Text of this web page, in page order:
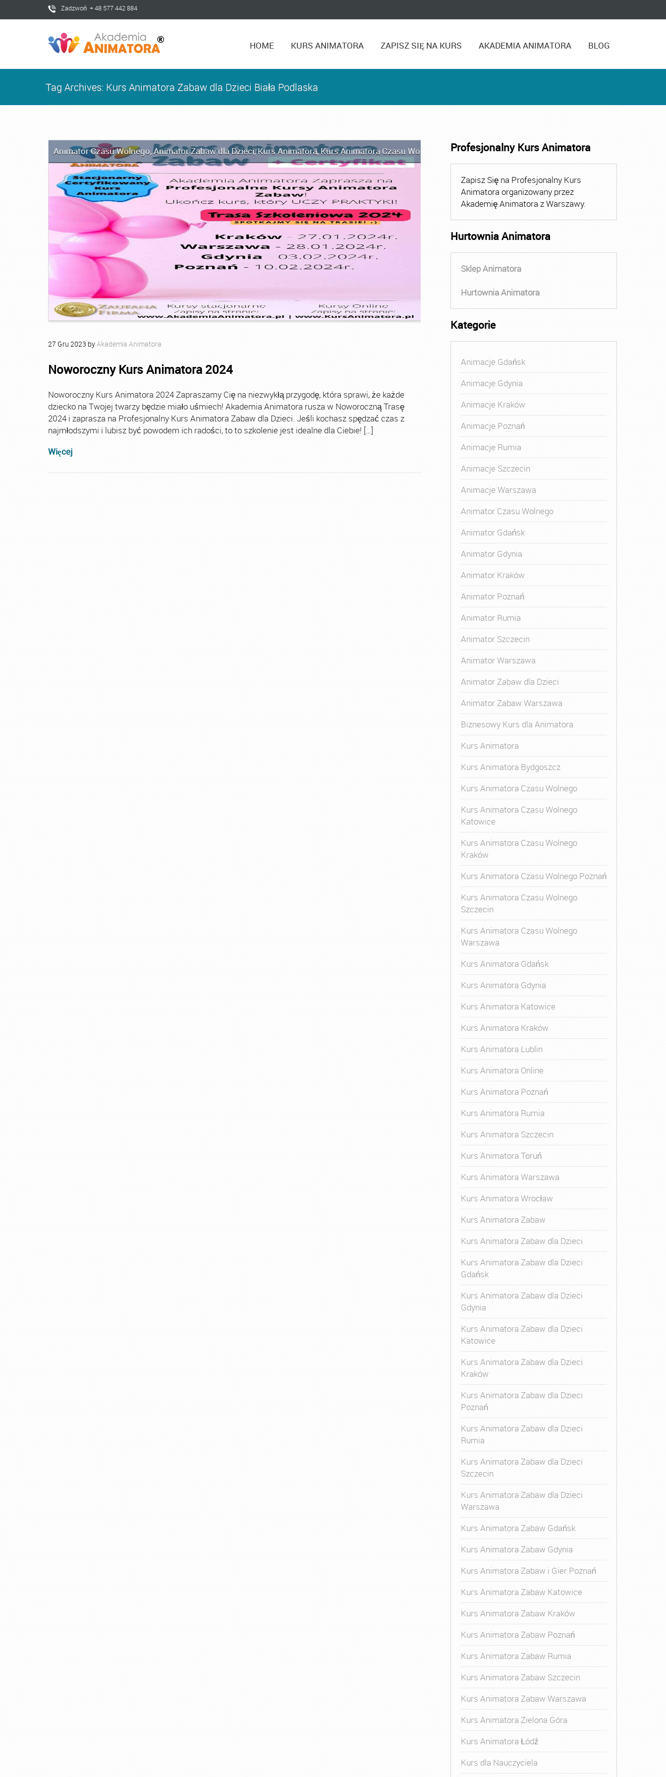
Zadzwoń + 48 577 442 884
HOME KURS ANIMATORA ZAPISZ SIĘ NA KURS AKADEMIA ANIMATORA BLOG
Tag Archives: Kurs Animatora Zabaw dla Dzieci Biała Podlaska
Animator Czasu Wolnego,Animator Zabaw dla Dzieci,Kurs Animatora,Kurs Animatora Czasu Wolnego Kurs Animatora Czasu Wolnego Warszawa
27 Gru 2023 byAkademia Animatora
Noworoczny Kurs Animatora 2024
Noworoczny Kurs Animatora 2024 Zapraszamy Cię na niezwykłą przygodę, która sprawi, że każde
dziecko na Twojej twarzy będzie miało uśmiech! Akademia Animatora rusza w Noworoczną Trasę
2024 i zaprasza na Profesjonalny Kurs Animatora Zabaw dla Dzieci. Jeśli kochasz spędzać czas z
najmłodszymi i lubisz być powodem ich radości, to to szkolenie jest idealne dla Ciebie! […]
Więcej
Profesjonalny Kurs Animatora
Zapisz Się na Profesjonalny Kurs
Animatora organizowany przez
Akademię Animatora z Warszawy.
Hurtownia Animatora
Sklep Animatora
Hurtownia Animatora
Kategorie
Animacje Gdańsk
Animacje Gdynia
Animacje Kraków
Animacje Poznań
Animacje Rumia
Animacje Szczecin
Animacje Warszawa
Animator Czasu Wolnego
Animator Gdańsk
Animator Gdynia
Animator Kraków
Animator Poznań
Animator Rumia
Animator Szczecin
Animator Warszawa
Animator Zabaw dla Dzieci
Animator Zabaw Warszawa
Biznesowy Kurs dla Animatora
Kurs Animatora
Kurs Animatora Bydgoszcz
Kurs Animatora Czasu Wolnego
Kurs Animatora Czasu Wolnego
Katowice
Kurs Animatora Czasu Wolnego
Kraków
Kurs Animatora Czasu Wolnego Poznań
Kurs Animatora Czasu Wolnego
Szczecin
Kurs Animatora Czasu Wolnego
Warszawa
Kurs Animatora Gdańsk
Kurs Animatora Gdynia
Kurs Animatora Katowice
Kurs Animatora Kraków
Kurs Animatora Lublin
Kurs Animatora Online
Kurs Animatora Poznań
Kurs Animatora Rumia
Kurs Animatora Szczecin
Kurs Animatora Toruń
Kurs Animatora Warszawa
Kurs Animatora Wrocław
Kurs Animatora Zabaw
Kurs Animatora Zabaw dla Dzieci
Kurs Animatora Zabaw dla Dzieci
Gdańsk
Kurs Animatora Zabaw dla Dzieci
Gdynia
Kurs Animatora Zabaw dla Dzieci
Katowice
Kurs Animatora Zabaw dla Dzieci
Kraków
Kurs Animatora Zabaw dla Dzieci
Poznań
Kurs Animatora Zabaw dla Dzieci
Rumia
Kurs Animatora Zabaw dla Dzieci
Szczecin
Kurs Animatora Zabaw dla Dzieci
Warszawa
Kurs Animatora Zabaw Gdańsk
Kurs Animatora Zabaw Gdynia
Kurs Animatora Zabaw i Gier Poznań
Kurs Animatora Zabaw Katowice
Kurs Animatora Zabaw Kraków
Kurs Animatora Zabaw Poznań
Kurs Animatora Zabaw Rumia
Kurs Animatora Zabaw Szczecin
Kurs Animatora Zabaw Warszawa
Kurs Animatora Zielona Góra
Kurs Animatora Łódź
Kurs dla Nauczyciela